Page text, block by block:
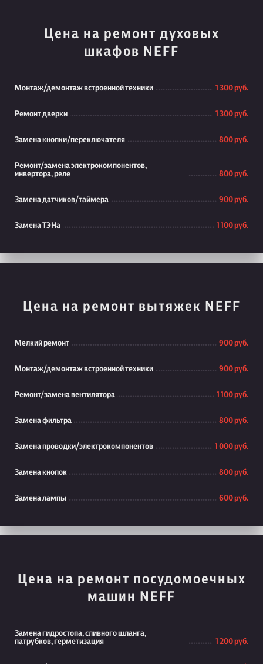
Цена на ремонт духовых
шкафов NEFF
Монтаж/демонтаж встроенной техники 1 300 руб.
Ремонт дверки 1 300 руб.
Замена кнопки/переключателя 800 руб.
Ремонт/замена электрокомпонентов,
инвертора, реле
800 руб.
Замена датчиков/таймера 900 руб.
Замена ТЭНа 1 100 руб.
Цена на ремонт вытяжек NEFF
Мелкий ремонт 900 руб.
Монтаж/демонтаж встроенной техники 900 руб.
Ремонт/замена вентилятора 1 100 руб.
Замена фильтра 800 руб.
Замена проводки/электрокомпонентов 1 000 руб.
Замена кнопок 800 руб.
Замена лампы 600 руб.
Цена на ремонт посудомоечных
машин NEFF
Замена гидростопа, сливного шланга,
патрубков, герметизация
1 200 руб.